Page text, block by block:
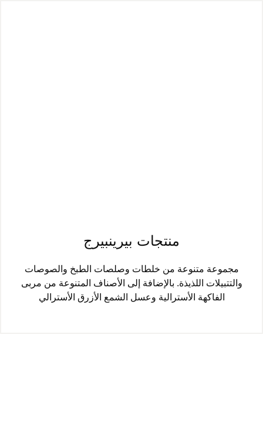
منتجات بيرينبيرج
مجموعة متنوعة من خلطات وصلصات الطبخ والصوصات
والتتبيلات اللذيذة. بالإضافة إلى الأصناف المتنوعة من مربى
الفاكهة الأسترالية وعسل الشمع الأزرق الأسترالي